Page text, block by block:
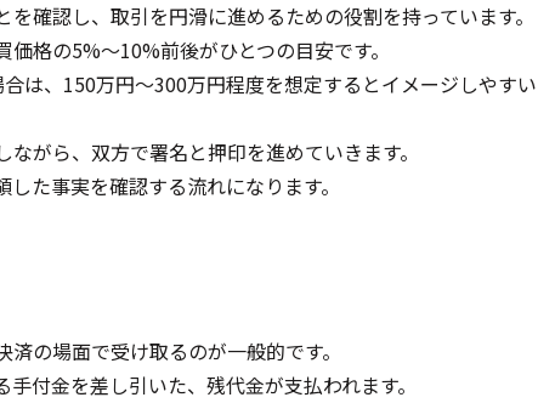
確認し、取引を円滑に進めるための役割を持っています。
格の5%〜10%前後がひとつの目安です。
は、150万円〜300万円程度を想定するとイメージしやすい
がら、双方で署名と押印を進めていきます。
た事実を確認する流れになります。
の場面で受け取るのが一般的です。
付金を差し引いた、残代金が支払われます。